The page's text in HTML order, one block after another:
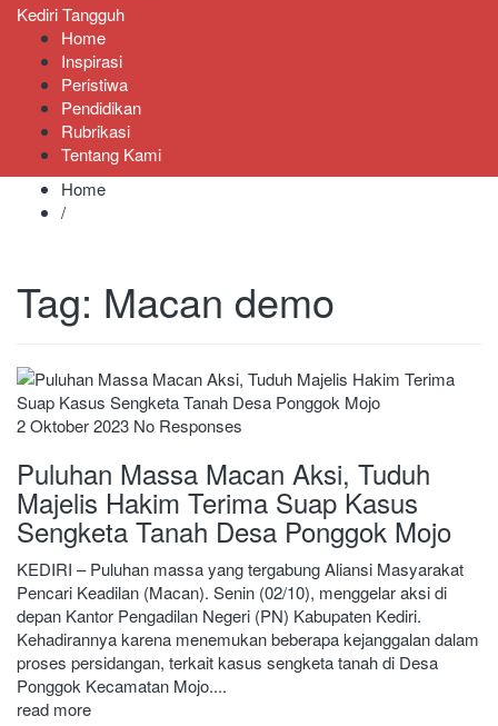
Kediri Tangguh
Home
Inspirasi
Peristiwa
Pendidikan
Rubrikasi
Tentang Kami
Home
/
Tag: Macan demo
2 Oktober 2023 No Responses
Puluhan Massa Macan Aksi, Tuduh
Majelis Hakim Terima Suap Kasus
Sengketa Tanah Desa Ponggok Mojo
KEDIRI – Puluhan massa yang tergabung Aliansi Masyarakat
Pencari Keadilan (Macan). Senin (02/10), menggelar aksi di
depan Kantor Pengadilan Negeri (PN) Kabupaten Kediri.
Kehadirannya karena menemukan beberapa kejanggalan dalam
proses persidangan, terkait kasus sengketa tanah di Desa
Ponggok Kecamatan Mojo....
read more